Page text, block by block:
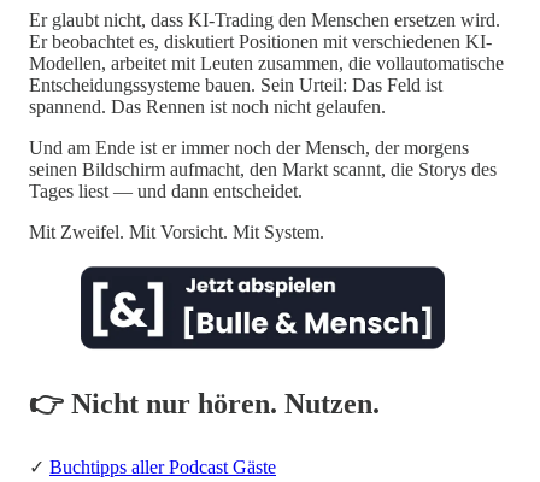
Er glaubt nicht, dass KI-Trading den Menschen ersetzen wird.
Er beobachtet es, diskutiert Positionen mit verschiedenen KI-
Modellen, arbeitet mit Leuten zusammen, die vollautomatische
Entscheidungssysteme bauen. Sein Urteil: Das Feld ist
spannend. Das Rennen ist noch nicht gelaufen.
Und am Ende ist er immer noch der Mensch, der morgens
seinen Bildschirm aufmacht, den Markt scannt, die Storys des
Tages liest — und dann entscheidet.
Mit Zweifel. Mit Vorsicht. Mit System.
👉 Nicht nur hören. Nutzen.
✓ Buchtipps aller Podcast Gäste